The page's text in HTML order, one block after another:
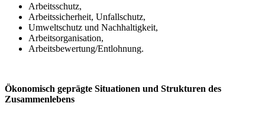
Arbeitsschutz,
Arbeitssicherheit, Unfallschutz,
Umweltschutz und Nachhaltigkeit,
Arbeitsorganisation,
Arbeitsbewertung/Entlohnung.
Ökonomisch geprägte Situationen und Strukturen des
Zusammenlebens